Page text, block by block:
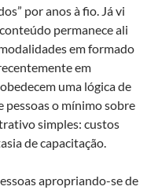
por anos à fio. Já vi
permanece ali
em formado
em
uma lógica de
pessoas o mínimo sobre
simples: custos
de capacitação.
apropriando-se de